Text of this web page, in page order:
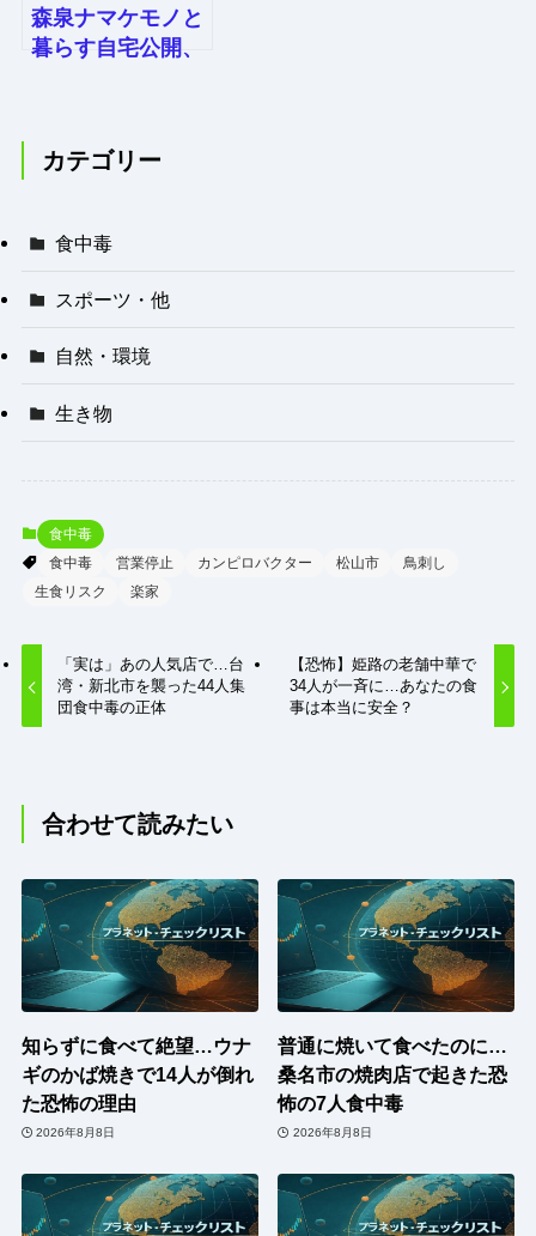
森泉ナマケモノと
暮らす自宅公開、
カテゴリー
食中毒
スポーツ・他
自然・環境
生き物
食中毒
食中毒
営業停止 カンピロバクター 松山市
鳥刺し
生食リスク
楽家
「実は」あの人気店で…台
湾・新北市を襲った44人集
団食中毒の正体
【恐怖】姫路の老舗中華で
34人が一斉に…あなたの食
事は本当に安全？
合わせて読みたい
知らずに食べて絶望…ウナ
ギのかば焼きで14人が倒れ
た恐怖の理由
2026年8月8日
普通に焼いて食べたのに…
桑名市の焼肉店で起きた恐
怖の7人食中毒
2026年8月8日